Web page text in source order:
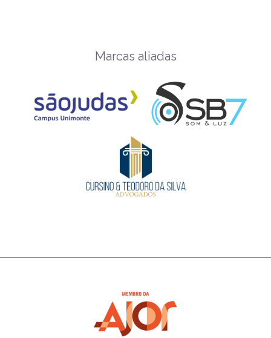
Marcas aliadas